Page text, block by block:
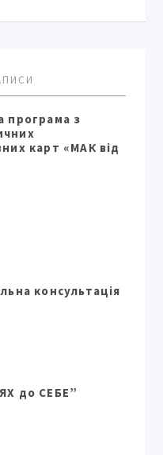
програма з
карт «МАК від
консультація
до СЕБЕ”